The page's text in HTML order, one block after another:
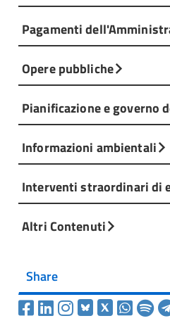
Pagamenti
Opere pubbliche
Pianificazione e governo
Informazioni ambientali
Interventi straordinari di
Altri Contenuti
Share